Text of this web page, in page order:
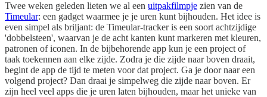
Twee weken geleden lieten we al een uitpakfilmpje zien van de
Timeular: een gadget waarmee je je uren kunt bijhouden. Het idee is
even simpel als briljant: de Timeular-tracker is een soort achtzijdige
'dobbelsteen', waarvan je de acht kanten kunt markeren met kleuren,
patronen of iconen. In de bijbehorende app kun je een project of
taak toekennen aan elke zijde. Zodra je die zijde naar boven draait,
begint de app de tijd te meten voor dat project. Ga je door naar een
volgend project? Dan draai je simpelweg die zijde naar boven. Er
zijn heel veel apps die je uren laten bijhouden, maar het unieke van